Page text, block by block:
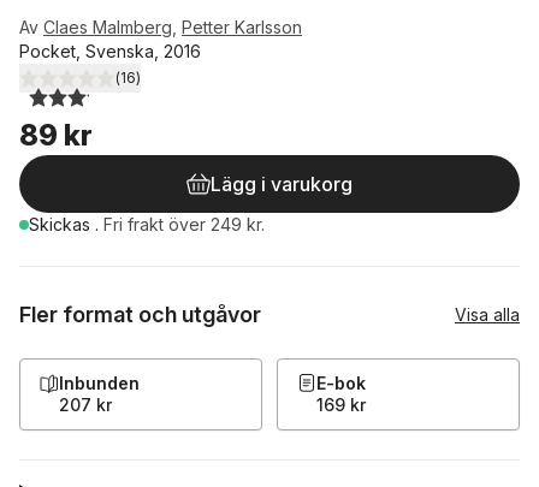
Av Claes Malmberg Petter Karlsson
Pocket, Svenska, 2016
3,1utav 5 stjärnor. Totalt antal röster:
(16)
89 kr
Lägg i varukorg
Skickas . Fri frakt över 249 kr.
Fler format och utgåvor Visa alla
Inbunden
207 kr
E-bok
169 kr